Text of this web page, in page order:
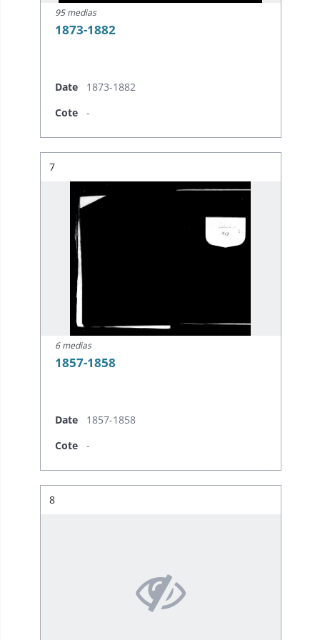
95 medias
1873-1882
Date
1873-1882
Cote
-
Résultat n°
7
6 medias
1857-1858
Date
1857-1858
Cote
-
Résultat n°
8